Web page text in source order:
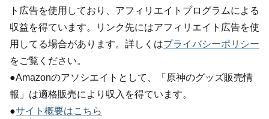
ト広告を使用しており、アフィリエイトプログラムによる
収益を得ています。リンク先にはアフィリエイト広告を使
用してる場合があります。詳しくはプライバシーポリシー
をご覧ください。
●Amazonのアソシエイトとして、「原神のグッズ販売情
報」は適格販売により収入を得ています。
●サイト概要はこちら